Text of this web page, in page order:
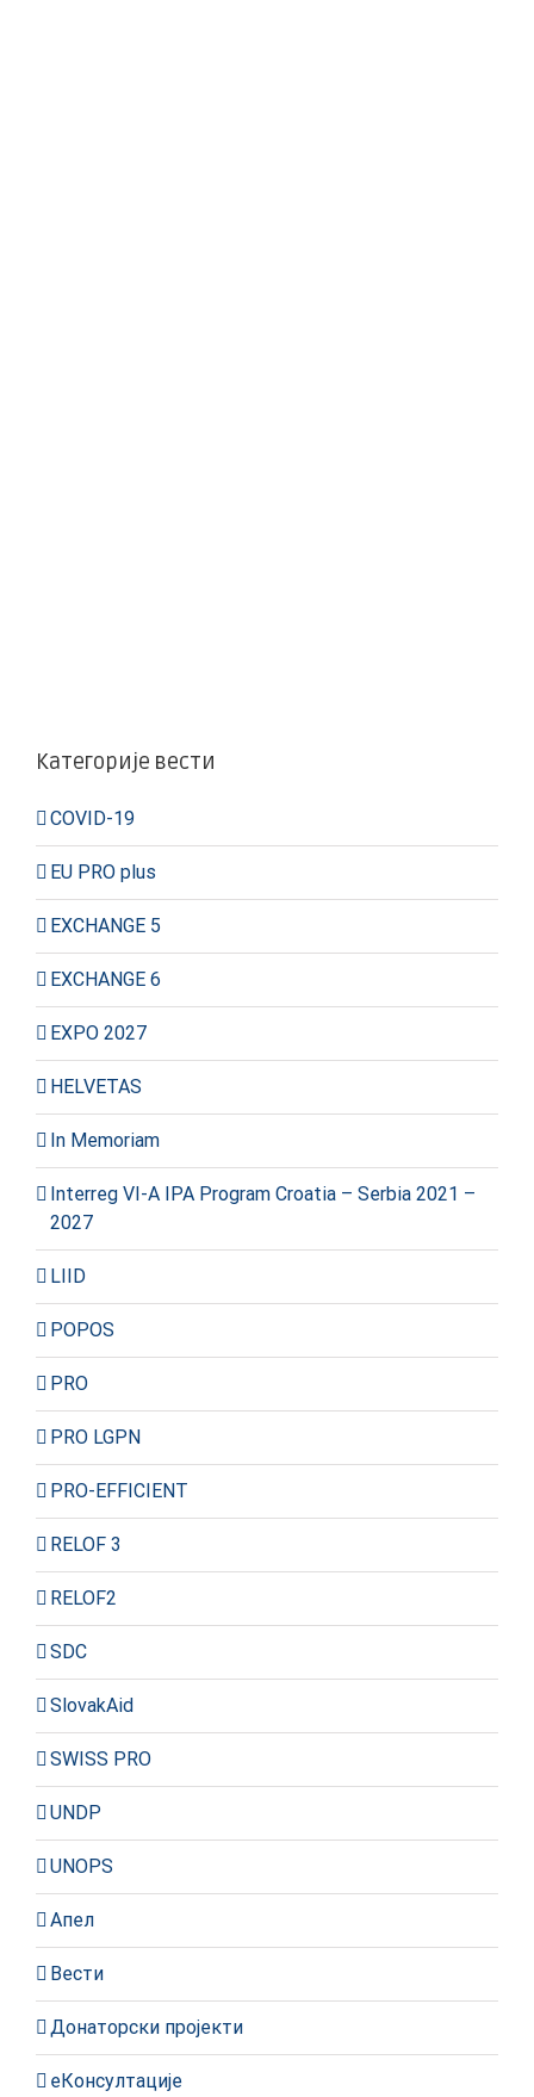
Категорије вести
COVID-19
EU PRO plus
EXCHANGE 5
EXCHANGE 6
EXPO 2027
HELVETAS
In Memoriam
Interreg VI-A IPA Program Croatia – Serbia 2021 –
2027
LIID
POPOS
PRO
PRO LGPN
PRO-EFFICIENT
RELOF 3
RELOF2
SDC
SlovakAid
SWISS PRO
UNDP
UNOPS
Апел
Вести
Донаторски пројекти
еКонсултације